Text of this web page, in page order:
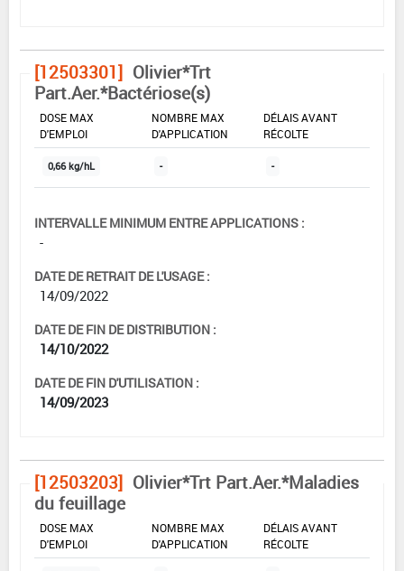
[12503301] Olivier*Trt
Part.Aer.*Bactériose(s)
DOSE MAX
D'EMPLOI
NOMBRE MAX
D'APPLICATION
DÉLAIS AVANT
RÉCOLTE
0,66 kg/hL - -
INTERVALLE MINIMUM ENTRE APPLICATIONS :
-
DATE DE RETRAIT DE L'USAGE :
14/09/2022
DATE DE FIN DE DISTRIBUTION :
14/10/2022
DATE DE FIN D'UTILISATION :
14/09/2023
[12503203] Olivier*Trt Part.Aer.*Maladies
du feuillage
DOSE MAX
D'EMPLOI
NOMBRE MAX
D'APPLICATION
DÉLAIS AVANT
RÉCOLTE